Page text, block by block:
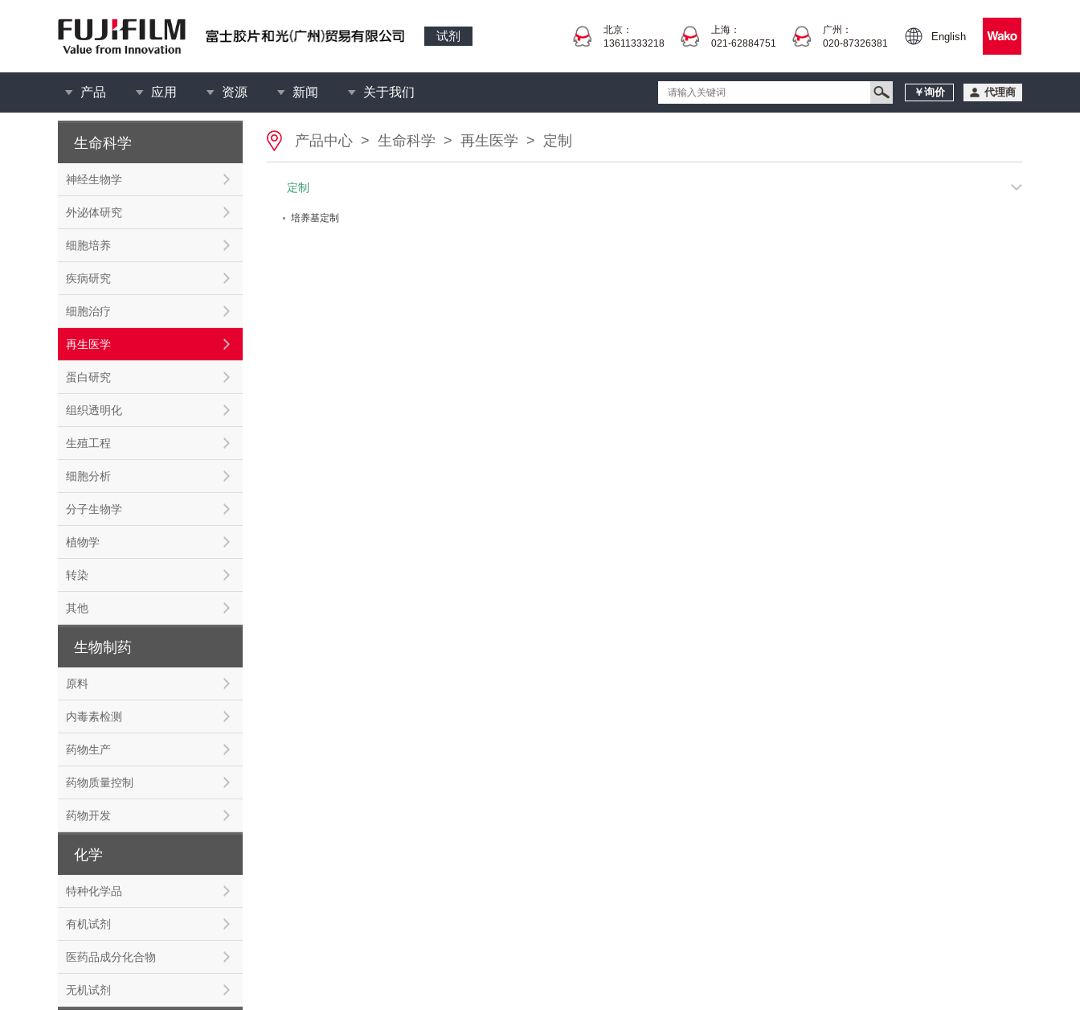
试剂
北京：
13611333218
上海：
021-62884751
广州：
020-87326381
English
产品 应用 资源 新闻 关于我们 ￥询价 代理商
生命科学
神经生物学
外泌体研究
细胞培养
疾病研究
细胞治疗
再生医学
蛋白研究
组织透明化
生殖工程
细胞分析
分子生物学
植物学
转染
其他
生物制药
原料
内毒素检测
药物生产
药物质量控制
药物开发
化学
特种化学品
有机试剂
医药品成分化合物
无机试剂
产品中心 > 生命科学 > 再生医学 > 定制
定制
培养基定制